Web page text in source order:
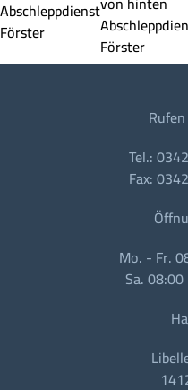
Tel.:
Fax:
Mo. - Fr.
Sa.